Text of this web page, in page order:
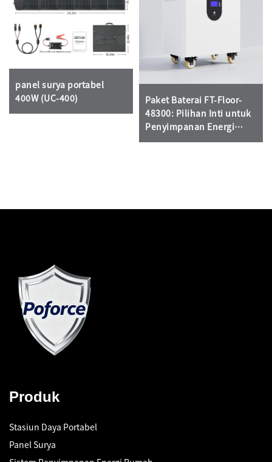
panel surya portabel
400W (UC-400)
Paket Baterai FT-Floor-
48300: Pilihan Inti untuk
Penyimpanan Energi
Surya Rumah
Produk
Stasiun Daya Portabel
Panel Surya